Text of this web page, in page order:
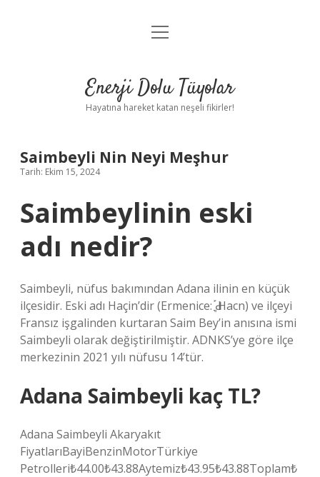
Anasayfa
Yasal Uyarı
menüyü
Enerji Dolu Tüyolar
Hayatına hareket katan neşeli fikirler!
Saimbeyli Nin Neyi Meşhur
Tarih: Ekim 15, 2024
Saimbeylinin eski
adı nedir?
Saimbeyli, nüfus bakımından Adana ilinin en küçük
ilçesidir. Eski adı Haçin’dir (Ermenice: Ԁֳֶ֡ Hacn) ve ilçeyi
Fransız işgalinden kurtaran Saim Bey’in anısına ismi
Saimbeyli olarak değiştirilmiştir. ADNKS’ye göre ilçe
merkezinin 2021 yılı nüfusu 14’tür.
Adana Saimbeyli kaç TL?
Adana Saimbeyli Akaryakıt
FiyatlarıBayiBenzinMotorTürkiye
Petrolleri₺44.00₺43.88Aytemiz₺43.95₺43.88Toplam₺